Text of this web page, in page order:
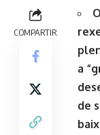
COMPARTIR
a
de